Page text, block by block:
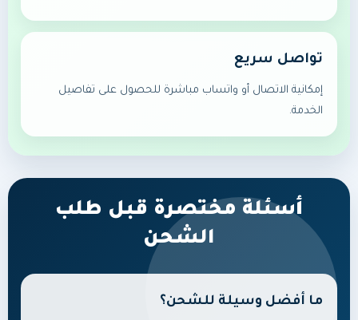
تواصل سريع
إمكانية الاتصال أو واتساب مباشرة للحصول على تفاصيل
الخدمة.
أسئلة مختصرة قبل طلب
الشحن
ما أفضل وسيلة للشحن؟